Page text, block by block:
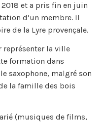
et a pris fin en juin
d’un membre. Il
de la Lyre provençale.
représenter la ville
formation dans
saxophone, malgré son
la famille des bois
(musiques de films,